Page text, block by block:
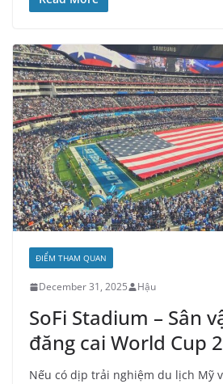
ĐIỂM THAM QUAN
December 31, 2025 Hậu
SoFi Stadium – Sân
đăng cai World Cup
Nếu có dịp trải nghiệm du lịch Mỹ